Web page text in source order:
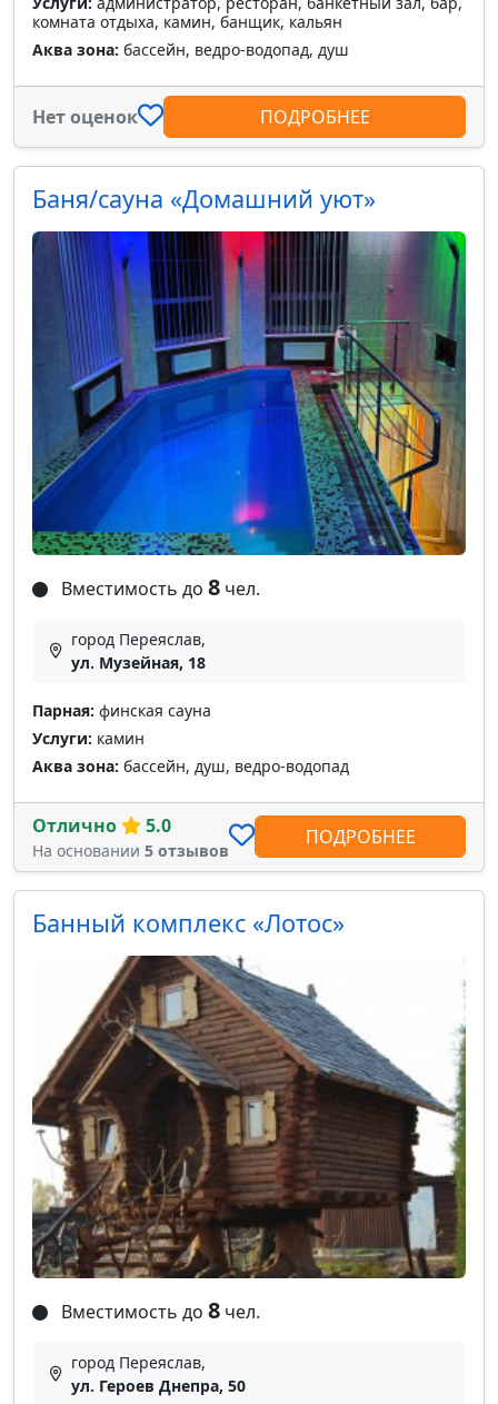
комната отдыха, камин, банщик, кальян
Аква зона: бассейн, ведро-водопад, душ
Нет оценок ПОДРОБНЕЕ
Баня/сауна «Домашний уют»
Вместимость до 8 чел.
город Переяслав,
ул. Музейная, 18
Парная: финская сауна
Услуги: камин
Аква зона: бассейн, душ, ведро-водопад
Отлично 5.0
На основании 5 отзывов
ПОДРОБНЕЕ
Банный комплекс «Лотос»
Вместимость до 8 чел.
город Переяслав,
ул. Героев Днепра, 50